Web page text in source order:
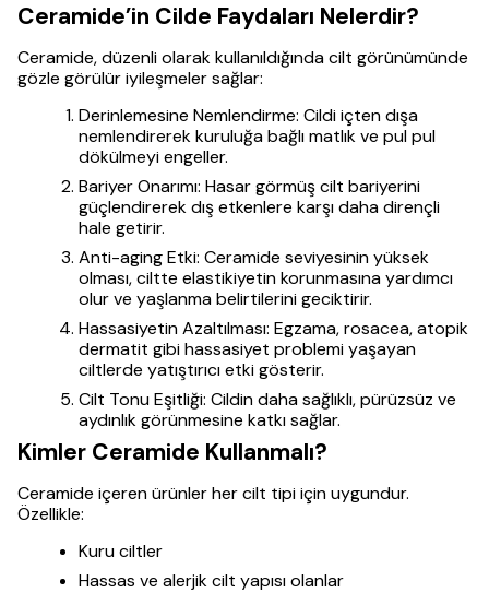
Ceramide’in Cilde Faydaları Nelerdir?
Ceramide, düzenli olarak kullanıldığında cilt görünümünde
gözle görülür iyileşmeler sağlar:
Derinlemesine Nemlendirme: Cildi içten dışa
nemlendirerek kuruluğa bağlı matlık ve pul pul
dökülmeyi engeller.
Bariyer Onarımı: Hasar görmüş cilt bariyerini
güçlendirerek dış etkenlere karşı daha dirençli
hale getirir.
Anti-aging Etki: Ceramide seviyesinin yüksek
olması, ciltte elastikiyetin korunmasına yardımcı
olur ve yaşlanma belirtilerini geciktirir.
Hassasiyetin Azaltılması: Egzama, rosacea, atopik
dermatit gibi hassasiyet problemi yaşayan
ciltlerde yatıştırıcı etki gösterir.
Cilt Tonu Eşitliği: Cildin daha sağlıklı, pürüzsüz ve
aydınlık görünmesine katkı sağlar.
Kimler Ceramide Kullanmalı?
Ceramide içeren ürünler her cilt tipi için uygundur.
Özellikle:
Kuru ciltler
Hassas ve alerjik cilt yapısı olanlar